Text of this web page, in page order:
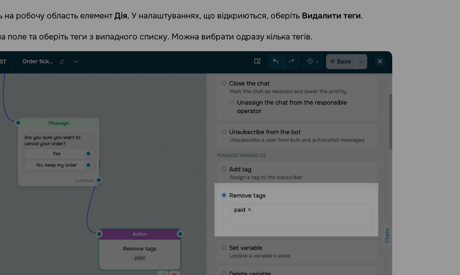
на робочу область елементДія. У налаштуваннях, що відкриються, оберіть Видалити теги.
поле та оберіть теги з випадного списку. Можна вибрати одразу кілька тегів.